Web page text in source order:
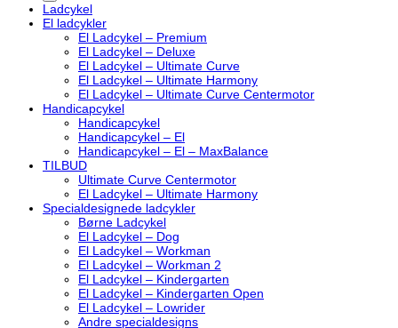
Ladcykel
El ladcykler
El Ladcykel – Premium
El Ladcykel – Deluxe
El Ladcykel – Ultimate Curve
El Ladcykel – Ultimate Harmony
El Ladcykel – Ultimate Curve Centermotor
Handicapcykel
Handicapcykel
Handicapcykel – El
Handicapcykel – El – MaxBalance
TILBUD
Ultimate Curve Centermotor
El Ladcykel – Ultimate Harmony
Specialdesignede ladcykler
Børne Ladcykel
El Ladcykel – Dog
El Ladcykel – Workman
El Ladcykel – Workman 2
El Ladcykel – Kindergarten
El Ladcykel – Kindergarten Open
El Ladcykel – Lowrider
Andre specialdesigns